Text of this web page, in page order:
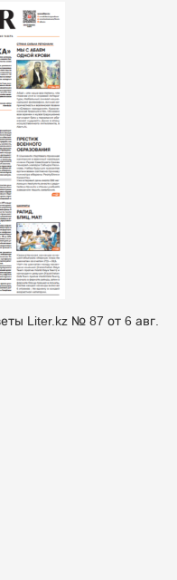
Liter.kz № 87 от 6 авг.